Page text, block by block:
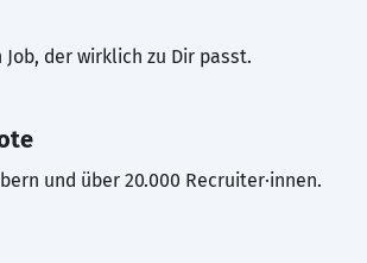
der wirklich zu Dir passt.
und über 20.000 Recruiter·innen.